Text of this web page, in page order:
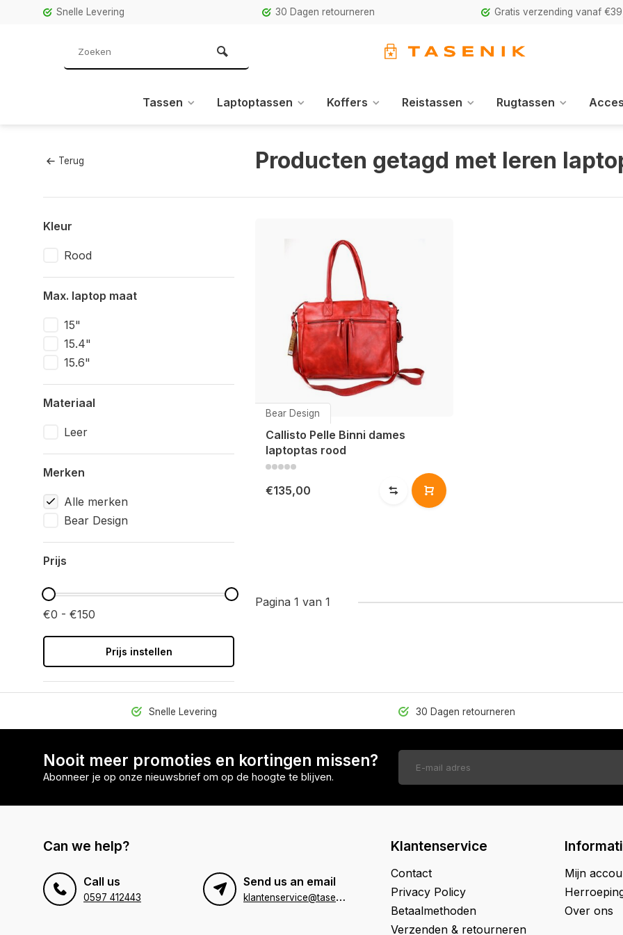
Snelle Levering 30 Dagen retourneren Gratis verzending vanaf
Tassen Laptoptassen Koffers Reistassen Rugtassen
Terug Producten getagd met leren
Kleur
Rood
Max. laptop maat
15"
15.4"
15.6"
Materiaal
Leer
Merken
Alle merken
Bear Design
Prijs
€0 - €150
Prijs instellen
Bear Design
Callisto Pelle Binni dames
laptoptas rood
€135,00
Pagina 1 van 1
Snelle Levering 30 Dagen retourneren
Nooit meer promoties en kortingen missen?
Abonneer je op onze nieuwsbrief om op de hoogte te blijven.
Can we help?
Call us
0597 412443
Send us an email
k
lantenservice@tasenik.nl
Klantenservice
Contact
Privacy Policy
Betaalmethoden
Verzenden & retourneren
Mijn
Over ons